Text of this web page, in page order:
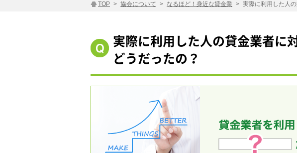
TOP 協会について なるほど！身近な貸金業 実際に利用した人
実際に利用した人の貸金業者に
どうだったの？